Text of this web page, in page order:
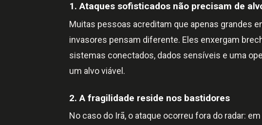
1. Ataques sofisticados não precisam de
Muitas pessoas acreditam que apenas grandes
invasores pensam diferente. Eles enxergam
sistemas conectados, dados sensíveis e uma
um alvo viável.
2. A fragilidade reside nos bastidores
No caso do Irã, o ataque ocorreu fora do radar: